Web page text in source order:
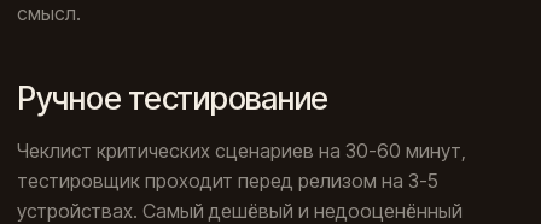
смысл.
Ручное тестирование
Чеклист критических сценариев на 30-60 минут,
тестировщик проходит перед релизом на 3-5
устройствах. Самый дешёвый и недооценённый